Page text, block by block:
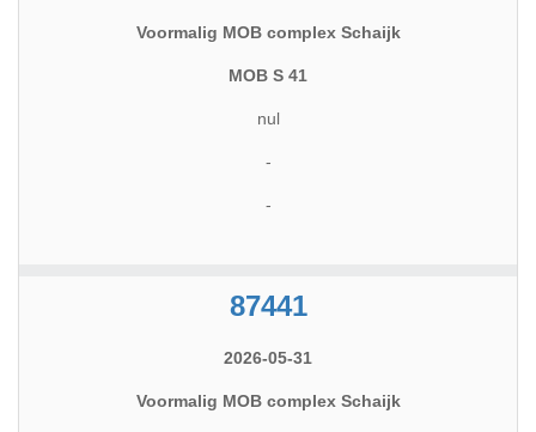
Voormalig MOB complex Schaijk
MOB S 41
nul
-
-
87441
2026-05-31
Voormalig MOB complex Schaijk